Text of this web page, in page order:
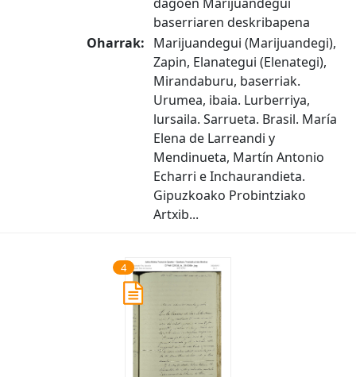
baserriaren deskribapena
Oharrak: Marijuandegui (Marijuandegi),
Zapin, Elanategui (Elenategi),
Mirandaburu, baserriak.
Urumea, ibaia. Lurberriya,
lursaila. Sarrueta. Brasil. María
Elena de Larreandi y
Mendinueta, Martín Antonio
Echarri e Inchaurandieta.
Gipuzkoako Probintziako
Artxib...
4